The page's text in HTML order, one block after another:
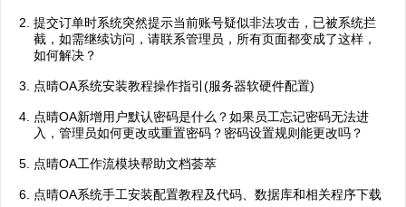
提交订单时系统突然提示当前账号疑似非法攻击，已被系统拦
截，如需继续访问，请联系管理员，所有页面都变成了这样，
如何解决？
点晴OA系统安装教程操作指引(服务器软硬件配置)
点晴OA新增用户默认密码是什么？如果员工忘记密码无法进
入，管理员如何更改或重置密码？密码设置规则能更改吗？
点晴OA工作流模块帮助文档荟萃
点晴OA系统手工安装配置教程及代码、数据库和相关程序下载